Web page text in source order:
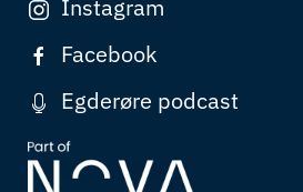
Instagram
Facebook
Egderøre podcast